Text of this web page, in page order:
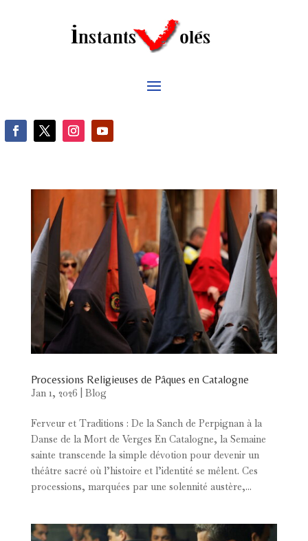
Processions Religieuses de Pâques en Catalogne
Jan 1, 2026 Blog
Ferveur et Traditions : De la Sanch de Perpignan à la
Danse de la Mort de Verges En Catalogne, la Semaine
sainte transcende la simple dévotion pour devenir un
théâtre sacré où l’histoire et l’identité se mêlent. Ces
processions, marquées par une solennité austère,...